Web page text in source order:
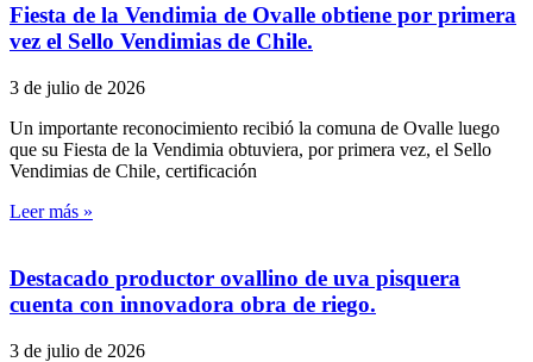
Fiesta de la Vendimia de Ovalle obtiene por primera
vez el Sello Vendimias de Chile.
3 de julio de 2026
Un importante reconocimiento recibió la comuna de Ovalle luego
que su Fiesta de la Vendimia obtuviera, por primera vez, el Sello
Vendimias de Chile, certificación
Leer más »
Destacado productor ovallino de uva pisquera
cuenta con innovadora obra de riego.
3 de julio de 2026